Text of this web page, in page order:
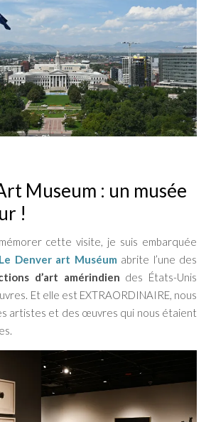
Museum : un musée
!
cette visite, je suis embarquée
Le Denver art Muséum abrite l’une des
d’art amérindien des États-Unis
Et elle est EXTRAORDINAIRE, nous
artistes et des œuvres qui nous étaient